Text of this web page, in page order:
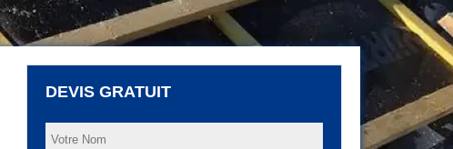
DEVIS GRATUIT